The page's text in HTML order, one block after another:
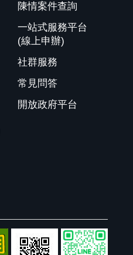
陳情案件查詢
一站式服務平台
(線上申辦)
社群服務
常見問答
開放政府平台